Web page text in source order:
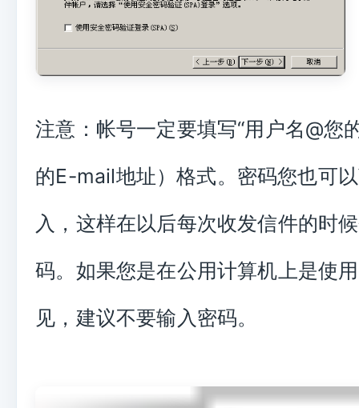
注意：帐号一定要填写“用户名@您
的E-mail地址）格式。密码您也可
入，这样在以后每次收发信件的时
码。如果您是在公用计算机上是使
见，建议不要输入密码。